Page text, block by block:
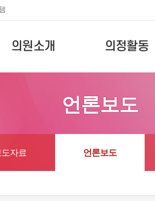
의원소개 의정활동
언론보도
도자료 언론보도